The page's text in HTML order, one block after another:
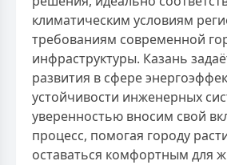
климатическим условиям
требованиям современной
инфраструктуры. Казань
развития в сфере
устойчивости инженерных
уверенностью вносим свой
процесс, помогая городу
оставаться комфортным для